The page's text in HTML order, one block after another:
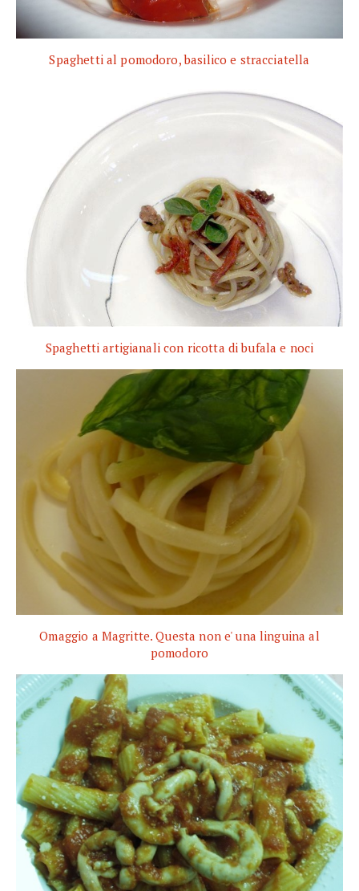
Spaghetti al pomodoro, basilico e stracciatella
Spaghetti artigianali con ricotta di bufala e noci
Omaggio a Magritte. Questa non e' una linguina al
pomodoro